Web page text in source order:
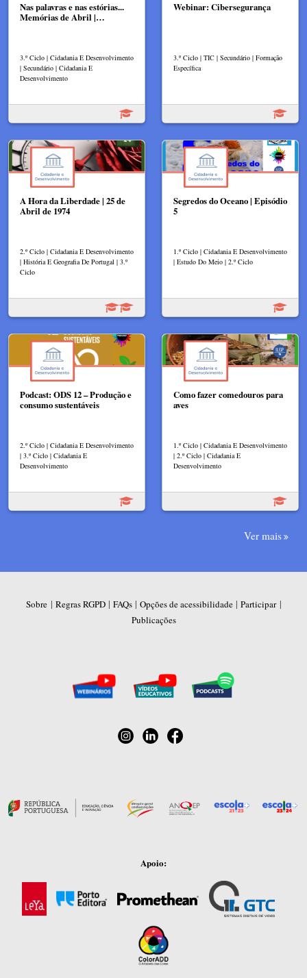
Nas palavras e nas estórias...
Memórias de Abril |…
3.º Ciclo | Cidadania E Desenvolvimento
| Secundário | Cidadania E
Desenvolvimento
Webinar: Cibersegurança
3.º Ciclo | TIC | Secundário | Formação
Específica
A Hora da Liberdade | 25 de
Abril de 1974
2.º Ciclo | Cidadania E Desenvolvimento
| História E Geografia De Portugal | 3.º
Ciclo
Segredos do Oceano | Episódio
5
1.º Ciclo | Cidadania E Desenvolvimento
| Estudo Do Meio | 2.º Ciclo
Podcast: ODS 12 – Produção e
consumo sustentáveis
2.º Ciclo | Cidadania E Desenvolvimento
| 3.º Ciclo | Cidadania E
Desenvolvimento
Como fazer comedouros para
aves
1.º Ciclo | Cidadania E Desenvolvimento
| 2.º Ciclo | Cidadania E
Desenvolvimento
Ver mais
Sobre | Regras RGPD| FAQs| Opções de acessibilidade| Participar|
Publicações
Apoio: